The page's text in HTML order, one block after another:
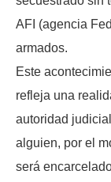
AFI (agencia
armados.
Este
refleja una
autoridad
alguien, por el
será